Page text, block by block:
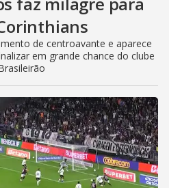
de centroavante e aparece
em grande chance do clube